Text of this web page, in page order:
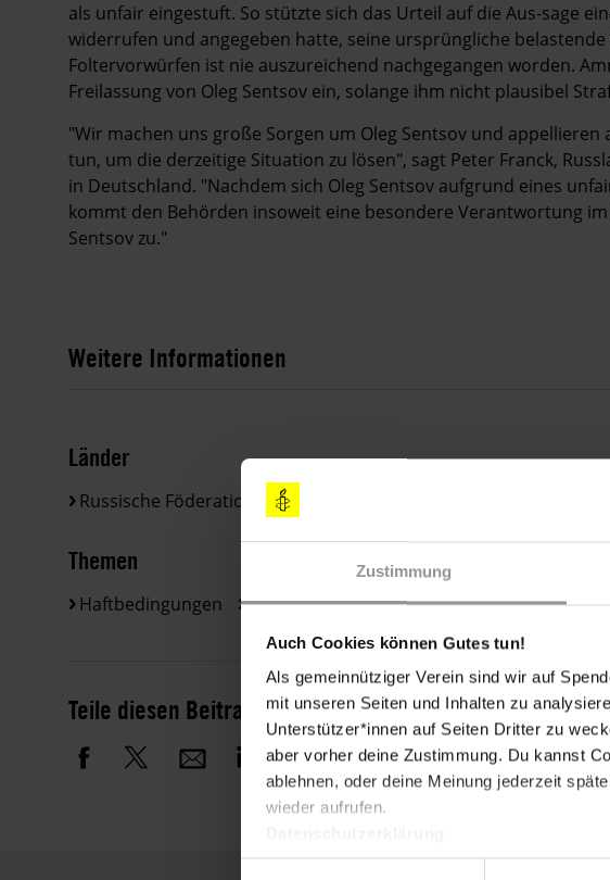
Zustimmung
Auch Cookies können Gutes tun!
Als gemeinnütziger Verein sind wir auf
mit unseren Seiten und Inhalten zu
Unterstützer*innen auf Seiten Dritter zu
aber vorher deine Zustimmung. Du kannst
ablehnen, oder deine Meinung jederzeit
wieder aufrufen.
als unfair eingestuft. So stützte sich das Urteil auf die Aus-sage
widerrufen und angegeben hatte, seine ursprüngliche
Foltervorwürfen ist nie auszureichend nachgegangen worden.
Freilassung von Oleg Sentsov ein, solange ihm nicht plausibel
"Wir machen uns große Sorgen um Oleg Sentsov und appellieren
tun, um die derzeitige Situation zu lösen", sagt Peter Franck,
in Deutschland. "Nachdem sich Oleg Sentsov aufgrund eines
kommt den Behörden insoweit eine besondere Verantwortung
Sentsov zu."
Weitere Informationen
Länder
Russische Föderation
Themen
Haftbedingungen Polizei Und Menschenrechte
Teile diesen Beitrag